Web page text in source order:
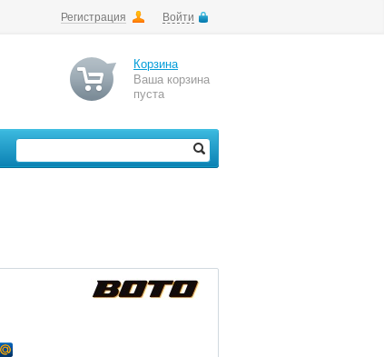
Регистрация Войти
Корзина
Ваша корзина
пуста